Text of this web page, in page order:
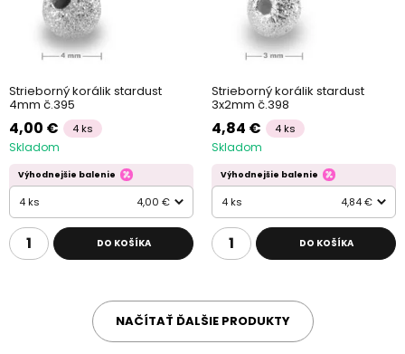
Strieborný korálik stardust
4mm č.395
4,00 € 4 ks
Skladom
Výhodnejšie balenie
4 ks 4,00 €
DO KOŠÍKA
Strieborný korálik stardust
3x2mm č.398
4,84 € 4 ks
Skladom
Výhodnejšie balenie
4 ks 4,84 €
DO KOŠÍKA
NAČÍTAŤ ĎALŠIE PRODUKTY